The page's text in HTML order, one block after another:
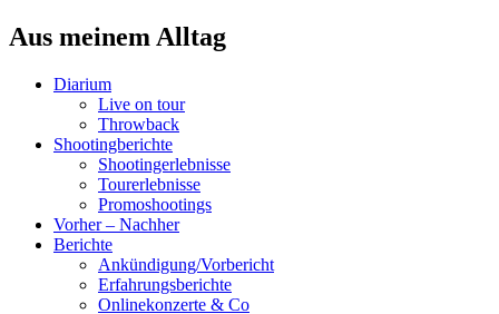
Aus meinem Alltag
Diarium
Live on tour
Throwback
Shootingberichte
Shootingerlebnisse
Tourerlebnisse
Promoshootings
Vorher – Nachher
Berichte
Ankündigung/Vorbericht
Erfahrungsberichte
Onlinekonzerte & Co